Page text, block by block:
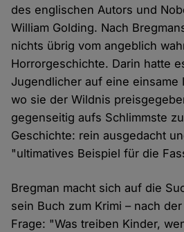
des englischen Autors und
William Golding. Nach
nichts übrig vom angeblich
Horrorgeschichte. Darin hatte
Jugendlicher auf eine einsame
wo sie der Wildnis
gegenseitig aufs Schlimmste
Geschichte: rein ausgedacht
"ultimatives Beispiel für die
Bregman macht sich auf die
sein Buch zum Krimi – nach
Frage: "Was treiben Kinder,